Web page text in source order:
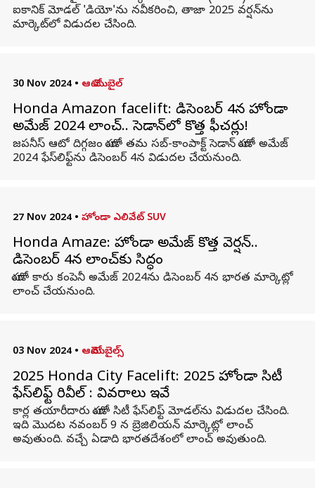
ఐకానిక్ మోడల్ 'డియో'ను నవీకరించి, తాజా 2025 వర్షన్‌ను
మార్కెట్‌లో విడుదల చేసింది.
30 Nov 2024 • ఆటో మొబైల్
Honda Amazon facelift: డిసెంబర్ 4న హోండా
అమేజ్ 2024 లాంచ్.. సెడాన్‌లో కొత్త ఫీచర్లు!
జపనీస్ ఆటో దిగ్గజం హోండా తమ సబ్-కాంపాక్ట్ సెడాన్ హోండా అమేజ్
2024 ఫేస్‌లిఫ్ట్‌ను డిసెంబర్ 4న విడుదల చేయనుంది.
27 Nov 2024 • హోండా ఎలివేట్ SUV
Honda Amaze: హోండా అమేజ్ కొత్త వెర్షన్..
డిసెంబర్ 4న లాంచ్‌కు సిద్ధం
హోండా కారు కంపెనీ అమేజ్ 2024ను డిసెంబర్ 4న భారత మార్కెట్లో
లాంచ్ చేయనుంది.
03 Nov 2024 • ఆటోమొబైల్స్
2025 Honda City Facelift: 2025 హోండా సిటీ
ఫేస్‌లిఫ్ట్ రివీల్ : వివరాలు ఇవే
కార్ల తయారీదారు హోండా సిటీ ఫేస్‌లిఫ్ట్ మోడల్‌ను విడుదల చేసింది.
ఇది మొదట నవంబర్ 9 న బ్రెజిలియన్ మార్కెట్లో లాంచ్
అవుతుంది. వచ్చే ఏడాది భారతదేశంలో లాంచ్ అవుతుంది.